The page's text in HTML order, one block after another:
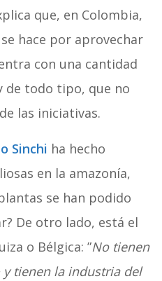
que, en Colombia,
hace por aprovechar
con una cantidad
de todo tipo, que no
las iniciativas.
Sinchi ha hecho
en la amazonía,
se han podido
De otro lado, está el
o Bélgica: ”No tienen
y tienen la industria del